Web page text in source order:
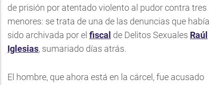
de prisión por atentado violento al pudor contra tres
menores: se trata de una de las denuncias que había
sido archivada por el fiscal de Delitos Sexuales Raúl
Iglesias, sumariado días atrás.
El hombre, que ahora está en la cárcel, fue acusado